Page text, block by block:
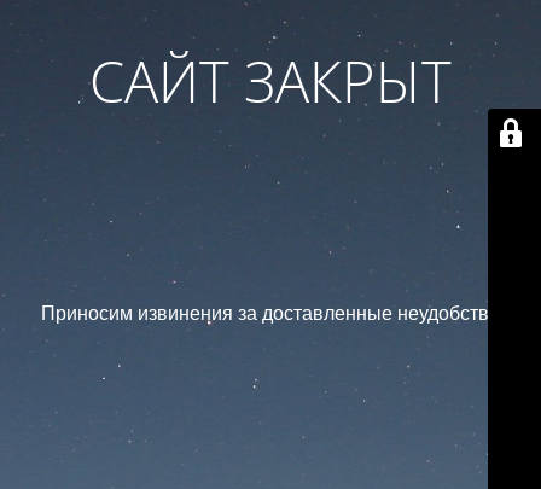
САЙТ ЗАКРЫТ
Приносим извинения за доставленные неудобства